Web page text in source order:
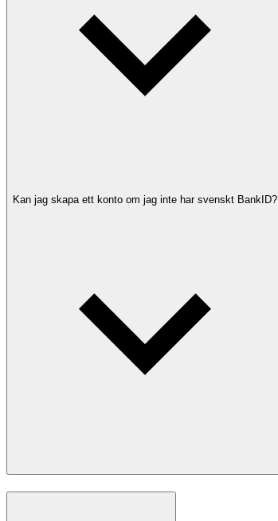
Kan jag skapa ett konto om jag inte har svenskt BankID?